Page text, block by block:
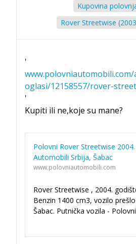
Kupovina
Rover Streetwise
'
oglasi/12158557/rover-
'
Kupiti ili ne,koje su mane?
Polovni Rover Streetwise
Automobili Srbija, Šabac
www.polovniautomobili.com
Rover Streetwise , 2004.
Benzin 1400 cm3, vozilo
Šabac. Putnička vozila -